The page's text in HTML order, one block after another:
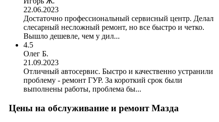
22.06.2023
Достаточно профессиональный сервисный центр. Делал
слесарный несложный ремонт, но все быстро и четко.
Вышло дешевле, чем у дил...
4.5
Олег Б.
21.09.2023
Отличный автосервис. Быстро и качественно устранили
проблему - ремонт ГУР. За короткий срок были
выполнены работы, проблема бы...
Цены на обслуживание и ремонт Мазда